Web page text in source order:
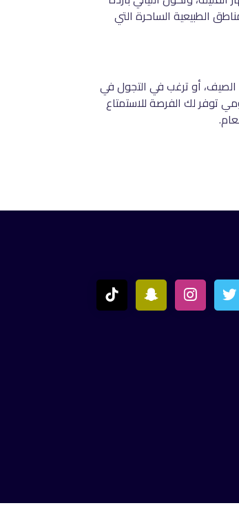
الطبيعية الساحرة التي
أو ترغب في التجول في
توفر لك الفرصة للاستمتاع